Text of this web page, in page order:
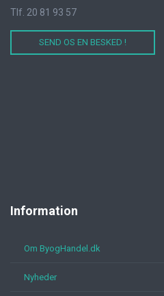
Tlf. 20 81 93 57
SEND OS EN BESKED !
Information
Om ByogHandel.dk
Nyheder